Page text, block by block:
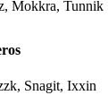
Mokkra, Tunnik
Snagit, Ixxin